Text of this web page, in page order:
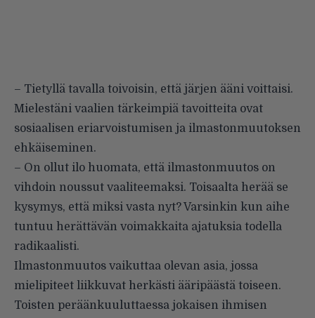
– Tietyllä tavalla toivoisin, että järjen ääni voittaisi.
Mielestäni vaalien tärkeimpiä tavoitteita ovat
sosiaalisen eriarvoistumisen ja ilmastonmuutoksen
ehkäiseminen.
– On ollut ilo huomata, että ilmastonmuutos on
vihdoin noussut vaaliteemaksi. Toisaalta herää se
kysymys, että miksi vasta nyt? Varsinkin kun aihe
tuntuu herättävän voimakkaita ajatuksia todella
radikaalisti.
Ilmastonmuutos vaikuttaa olevan asia, jossa
mielipiteet liikkuvat herkästi ääripäästä toiseen.
Toisten peräänkuuluttaessa jokaisen ihmisen